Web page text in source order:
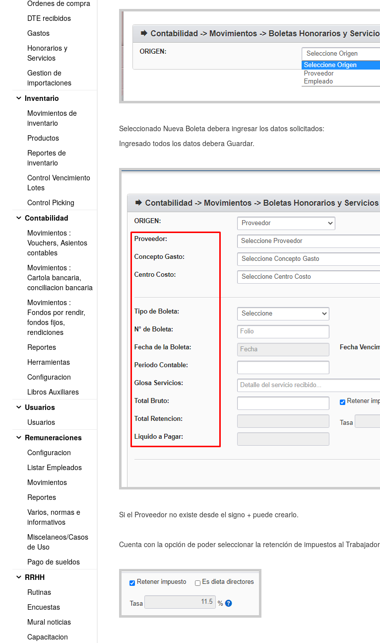
Ordenes de compra
DTE recibidos
Gastos
Honorarios y
Servicios
Gestion de
importaciones
Inventario
Movimientos de
inventario
Productos
Reportes de
inventario
Control Vencimiento
Lotes
Control Picking
Contabilidad
Movimientos :
Vouchers, Asientos
contables
Movimientos :
Cartola bancaria,
conciliacion bancaria
Movimientos :
Fondos por rendir,
fondos fijos,
rendiciones
Reportes
Herramientas
Configuracion
Libros Auxiliares
Usuarios
Usuarios
Remuneraciones
Configuracion
Listar Empleados
Movimientos
Reportes
Varios, normas e
informativos
Miscelaneos/Casos
de Uso
Pago de sueldos
RRHH
Rutinas
Encuestas
Mural noticias
Capacitacion
Seleccionado Nueva Boleta debera ingresar los datos solicitados:
Ingresado todos los datos debera Guardar.
Si el Proveedor no existe desde el signo + puede crearlo.
Cuenta con la opción de poder seleccionar la retención de impuestos al